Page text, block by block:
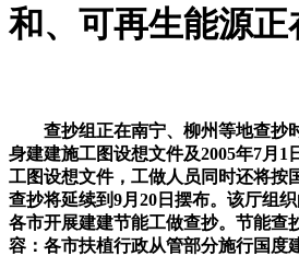
和、可再生能源正
查抄组正在南宁、柳州等地查抄
身建建施工图设想文件及2005年7月1
工图设想文件，工做人员同时还将按
查抄将延续到9月20日摆布。该厅组
各市开展建建节能工做查抄。节能查
容：各市扶植行政从管部分施行国度